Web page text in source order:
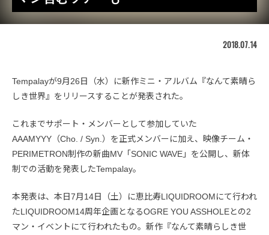
2018.07.14
Tempalayが9月26日（水）に新作ミニ・アルバム『なんて素晴ら
しき世界』をリリースすることが発表された。
これまでサポート・メンバーとして参加していた
AAAMYYY（Cho. / Syn.）を正式メンバーに加え、映像チーム・
PERIMETRON制作の新曲MV「SONIC WAVE」を公開し、新体
制での活動を発表したTempalay。
本発表は、本日7月14日（土）に恵比寿LIQUIDROOMにて行われ
たLIQUIDROOM14周年企画となるOGRE YOU ASSHOLEとの2
マン・イベントにて行われたもの。新作『なんて素晴らしき世